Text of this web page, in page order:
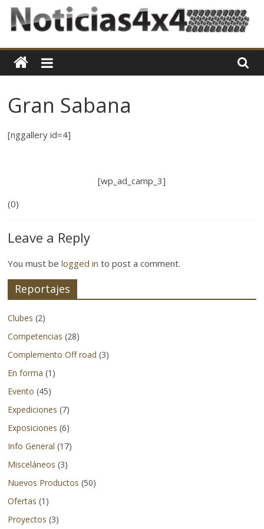
Skip
Noticias4x4
En
nos
en
al
en
cuanto
al
la
aventura
refiere.
No
solo
cubriendo
y
lanzamientos
de
nacionales
sino
también
logrando
Gran Sabana
[nggallery id=4]
[wp_ad_camp_3]
(0)
Leave a Reply
You must belogged in to post a comment.
Reportajes
Clubes (2)
Competencias (28)
Complemento Off road (3)
En forma (1)
Evento (45)
Expediciones (7)
Exposiciones (6)
Info General (17)
Misceláneos (3)
Nuevos Productos (50)
Ofertas (1)
Proyectos (3)